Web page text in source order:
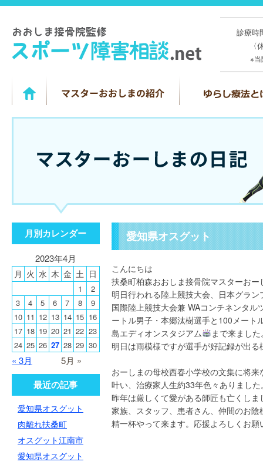
診療
※
愛知県オスグット
こんにちは
扶桑町柏森おおしま接骨院マスターおー
明日行われる陸上競技大会、日本グラ
国際陸上競技大会兼 WAコンチネンタ
ートル男子・本郷汰樹選手と100メート
島エディオンスタジアム
まで来ました
明日は雨模様ですが選手が好記録が出
おーしまの母校西春小学校の文集に将
叶い、治療家人生約33年色々ありました
昨年は厳しくて愛がある師匠も亡くしま
家族、スタッフ、患者さん、仲間のお
精一杯やって来ます。応援よろしくお願
月別カレンダー
2023年4月
月 火 水 木 金 土 日
« 3月 5月 »
1
2
3
4 5 6 7 8
9
10 11 12 13 14 15 16
17 18 19 20 21 22 23
24 25 26 27 28 29 30
最近の記事
愛知県オスグット
肉離れ扶桑町
オスグット江南市
愛知県オスグット